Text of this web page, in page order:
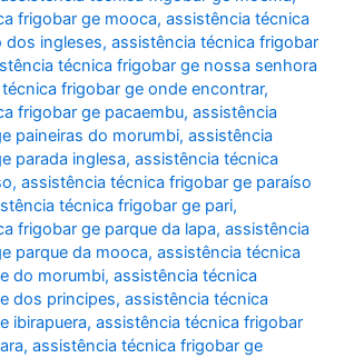
frigobar ge mooca,assistência técnica
dos ingleses,assistência técnica frigobar
técnica frigobar ge nossa senhora
frigobar ge onde encontrar,
frigobar ge pacaembu,assistência
paineiras do morumbi,assistência
parada inglesa,assistência técnica
,assistência técnica frigobar ge paraíso
técnica frigobar ge pari,
frigobar ge parque da lapa,assistência
parque da mooca,assistência técnica
do morumbi,assistência técnica
dos principes,assistência técnica
ibirapuera,assistência técnica frigobar
,assistência técnica frigobar ge